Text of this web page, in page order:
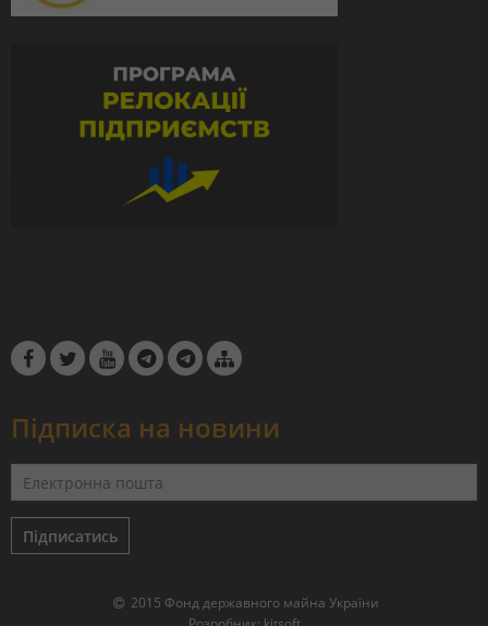
Підписка на новини
Підписатись
2015 Фонд державного майна України